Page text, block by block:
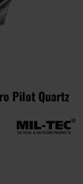
Pilot Quartz